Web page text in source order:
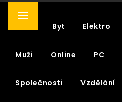
Primary
Byt Elektro
Muži Online PC
Společnosti Vzdělání